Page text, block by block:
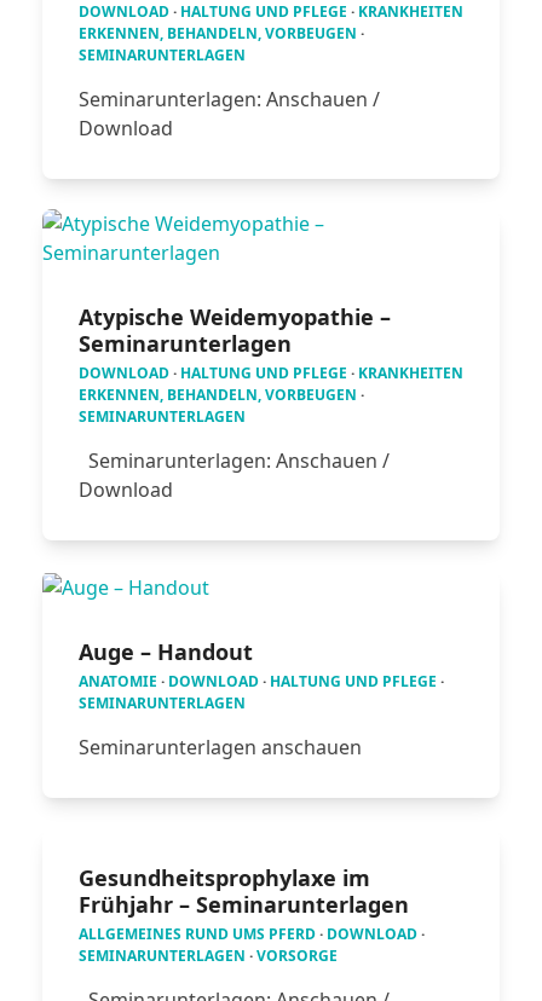
DOWNLOAD· HALTUNG UND PFLEGE · KRANKHEITEN
ERKENNEN, BEHANDELN, VORBEUGEN ·
SEMINARUNTERLAGEN
Seminarunterlagen: Anschauen /
Download
Atypische Weidemyopathie –
Seminarunterlagen
DOWNLOAD· HALTUNG UND PFLEGE · KRANKHEITEN
ERKENNEN, BEHANDELN, VORBEUGEN ·
SEMINARUNTERLAGEN
Seminarunterlagen: Anschauen /
Download
Auge – Handout
ANATOMIE · DOWNLOAD· HALTUNG UND PFLEGE ·
SEMINARUNTERLAGEN
Seminarunterlagen anschauen
Gesundheitsprophylaxe im
Frühjahr – Seminarunterlagen
ALLGEMEINES RUND UMS PFERD· DOWNLOAD·
SEMINARUNTERLAGEN ·VORSORGE